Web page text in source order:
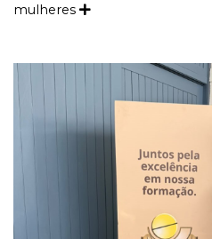
mulheres